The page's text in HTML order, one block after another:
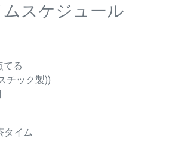
スケジュール
る
チック製))
タイム